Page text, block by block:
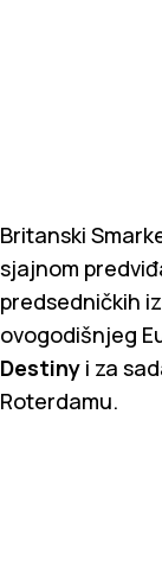
Britanski
sjajnom
predsedničkih
ovogodišnjeg
Destiny i za
Roterdamu.